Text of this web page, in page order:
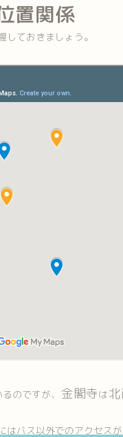
置関係
ておきましょう。
のですが、 金閣寺は
はバス以外でのアクセス